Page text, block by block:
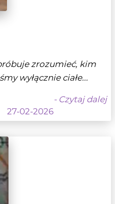
zrozumieć, kim
wyłącznie ciałe...
- Czytaj dalej
27-02-2026